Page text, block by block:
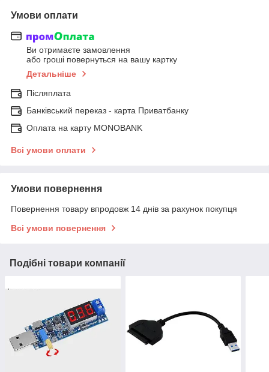
Умови оплати
Ви отримаєте замовлення
або гроші повернуться на вашу картку
Детальніше
Післяплата
Банківський переказ - карта Приватбанку
Оплата на карту MONOBANK
Всі умови оплати
Умови повернення
Повернення товару впродовж 14 днів за рахунок покупця
Всі умови повернення
Подібні товари компанії